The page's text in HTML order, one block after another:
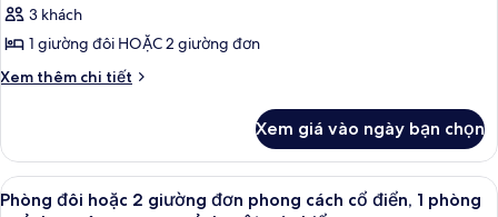
hoặc
2
giường
đơn
cách
cổ
điển,
3 khách
1 giường đôi HOẶC 2 giường đơn
Xem thêm chi tiết
Chi
Phòng
đôi
hoặc
Xem giá vào ngày bạn chọn
Xem
Minibar, bàn, màn/rèm cản sáng,
7
Phòng đôi hoặc 2 giường đơn phong cách cổ điển, 1 phòng